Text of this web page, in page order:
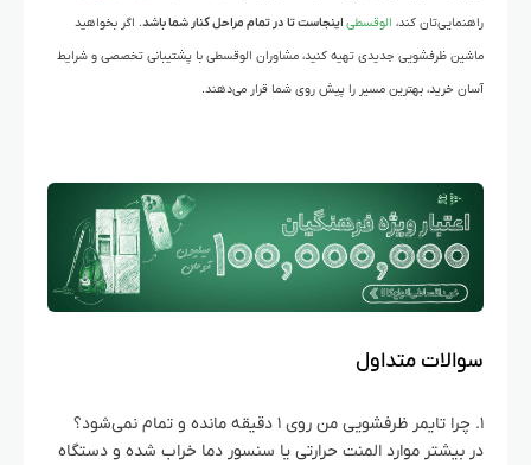
راهنمایی‌تان کند، الوقسطی اینجاست تا در تمام مراحل کنار شما باشد. اگر بخواهید
ماشین ظرفشویی جدیدی تهیه کنید، مشاوران الوقسطی با پشتیبانی تخصصی و شرایط
آسان خرید، بهترین مسیر را پیش روی شما قرار می‌دهند.
سوالات متداول
۱. چرا تایمر ظرفشویی من روی ۱ دقیقه مانده و تمام نمی‌شود؟
در بیشتر موارد المنت حرارتی یا سنسور دما خراب شده و دستگاه